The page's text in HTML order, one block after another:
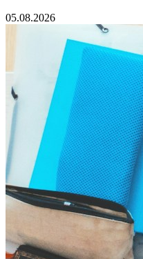
05.08.2026